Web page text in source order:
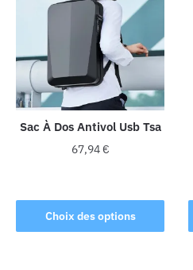
Sac À Dos Antivol Usb Tsa
67,94€
Choix des options
produit
a
plusieurs